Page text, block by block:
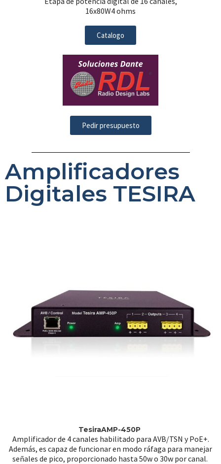
16x80W4 ohms
Catalogo
Pedir presupuesto
Amplificadores
Digitales TESIRA
TesiraAMP-450P
Amplificador de 4 canales habilitado para AVB/TSN y PoE+.
Además, es capaz de funcionar en modo ráfaga para manejar
señales de pico, proporcionado hasta 50w o 30w por canal.